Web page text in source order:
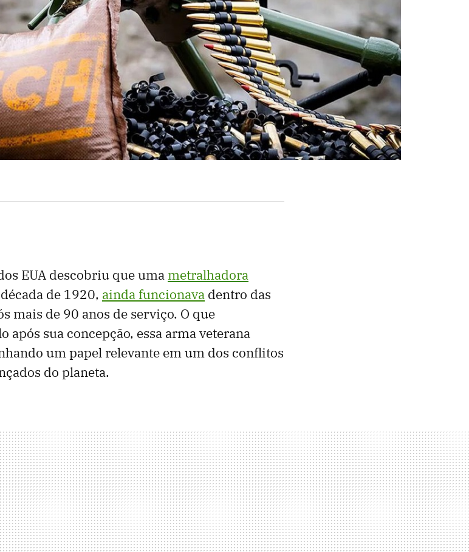
EUA descobriu que uma metralhadora
de 1920, ainda funcionava dentro das
mais de 90 anos de serviço. O que
após sua concepção, essa arma veterana
um papel relevante em um dos conflitos
do planeta.